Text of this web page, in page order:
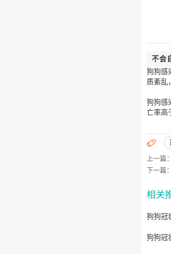
不会
狗狗感
质紊乱
狗狗感
亡率高

上一篇
下一篇
相关
狗狗冠
狗狗冠